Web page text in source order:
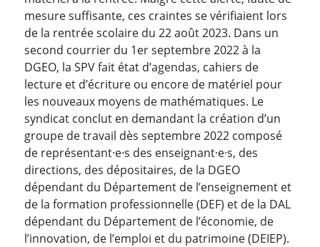
mesure suffisante, ces craintes se vérifiaient lors
de la rentrée scolaire du 22 août 2023. Dans un
second courrier du 1er septembre 2022 à la
DGEO, la SPV fait état d’agendas, cahiers de
lecture et d’écriture ou encore de matériel pour
les nouveaux moyens de mathématiques. Le
syndicat conclut en demandant la création d’un
groupe de travail dès septembre 2022 composé
de représentant·e·s des enseignant·e·s, des
directions, des dépositaires, de la DGEO
dépendant du Département de l’enseignement et
de la formation professionnelle (DEF) et de la DAL
dépendant du Département de l’économie, de
l’innovation, de l’emploi et du patrimoine (DEIEP).